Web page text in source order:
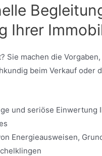
Ihrer
Sie machen die
beim Verkauf oder
und seriöse Einwertung
Energieausweisen,